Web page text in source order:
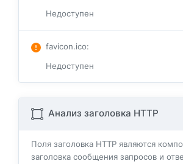
Недоступен
favicon.ico:
Недоступен
Анализ заголовка HTTP
Поля заголовка HTTP являются
заголовка сообщения запросов и